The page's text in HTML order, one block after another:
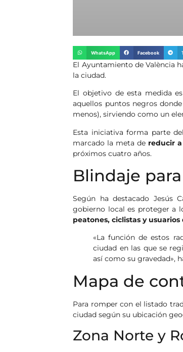
WhatsApp Facebook
El Ayuntamiento de València
la ciudad.
El objetivo de esta medida
aquellos puntos negros
menos), sirviendo como un
Esta iniciativa forma parte
marcado la meta de reducir
próximos cuatro años.
Blindaje
Según ha destacado Jesús
gobierno local es proteger a
peatones, ciclistas y
«La función de estos
ciudad en las que se
así como su gravedad»,
Mapa de
Para romper con el listado
ciudad según su ubicación
Zona Norte y